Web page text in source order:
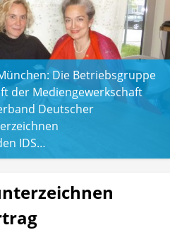
Die Betriebsgruppe
der Mediengewerkschaft
Deutscher
IDS…